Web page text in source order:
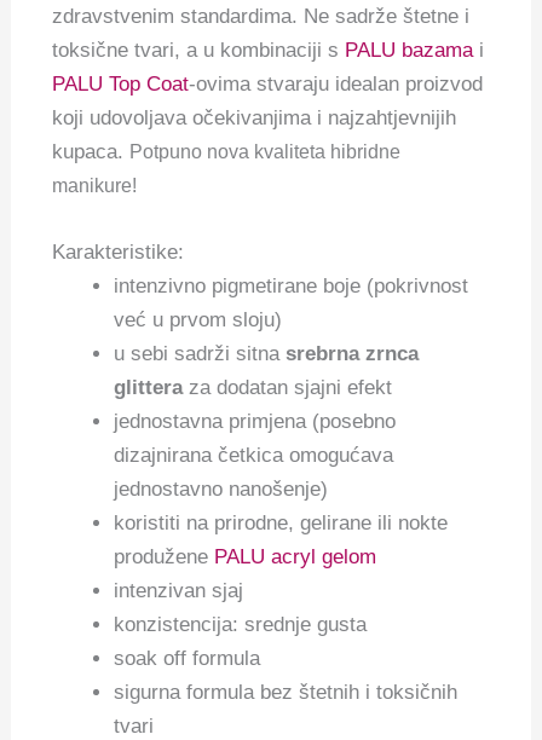
zdravstvenim standardima. Ne sadrže štetne i
toksične tvari, a u kombinaciji s PALU bazamai
PALU Top Coat-ovima stvaraju idealan proizvod
koji udovoljava očekivanjima i najzahtjevnijih
kupaca. Potpuno nova kvaliteta hibridne
manikure!
Karakteristike:
intenzivno pigmetirane boje (pokrivnost
već u prvom sloju)
u sebi sadrži sitnasrebrna zrnca
glitteraza dodatan sjajni efekt
jednostavna primjena (posebno
dizajnirana četkica omogućava
jednostavno nanošenje)
koristiti na prirodne, gelirane ili nokte
produžene PALU acryl gelom
intenzivan sjaj
konzistencija: srednje gusta
soak off formula
sigurna formula bez štetnih i toksičnih
tvari